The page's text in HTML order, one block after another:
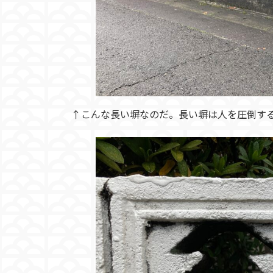
↑こんな長い塀なのだ。長い塀は人を圧倒す